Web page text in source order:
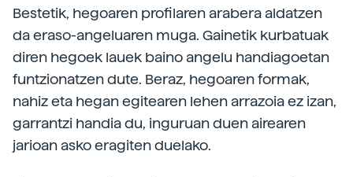
Bestetik, hegoaren profilaren arabera aldatzen
da eraso-angeluaren muga. Gainetik kurbatuak
diren hegoek lauek baino angelu handiagoetan
funtzionatzen dute. Beraz, hegoaren formak,
nahiz eta hegan egitearen lehen arrazoia ez izan,
garrantzi handia du, inguruan duen airearen
jarioan asko eragiten duelako.